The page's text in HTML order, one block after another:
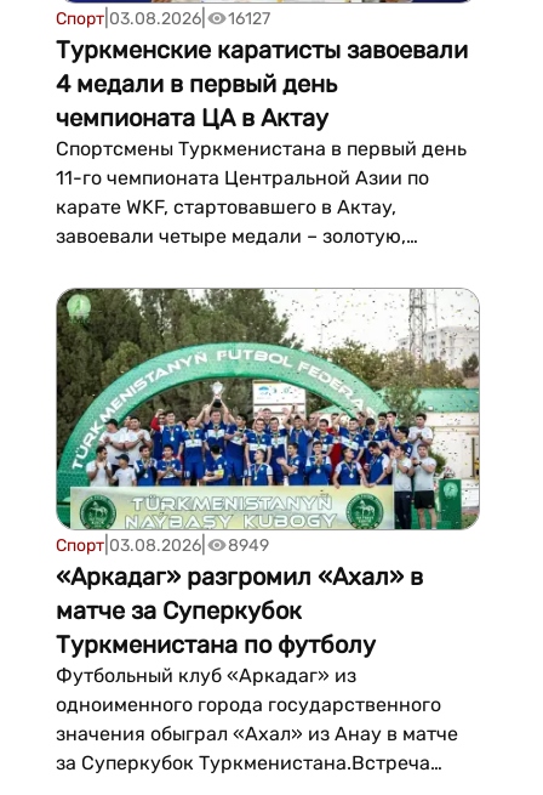
Спорт| 03.08.2026| 16127
Туркменские каратисты завоевали
4 медали в первый день
чемпионата ЦА в Актау
Спортсмены Туркменистана в первый день
11-го чемпионата Центральной Азии по
карате WKF, стартовавшего в Актау,
завоевали четыре медали – золотую,
сообщает электронная газета «Золотой
век». Трехдневные соревнования собрали
около 500 спортсменов из шести стран –
Ирана, Казахстана, Кыргызстана...
Спорт| 03.08.2026| 8949
«Аркадаг» разгромил «Ахал» в
матче за Суперкубок
Туркменистана по футболу
Футбольный клуб «Аркадаг» из
одноименного города государственного
значения обыграл «Ахал» из Анау в матче
за Суперкубок Туркменистана.Встреча